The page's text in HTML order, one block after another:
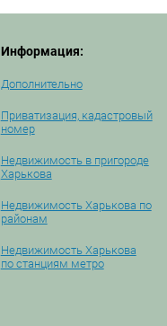
Информация:
Дополнительно
Приватизация, кадастровый
номер
Недвижимость в пригороде
Харькова
Недвижимость Харькова по
районам
Недвижимость Харькова
по станциям метро